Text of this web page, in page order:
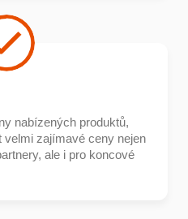
nabízených produktů,
velmi zajímavé ceny nejen
ale i pro koncové